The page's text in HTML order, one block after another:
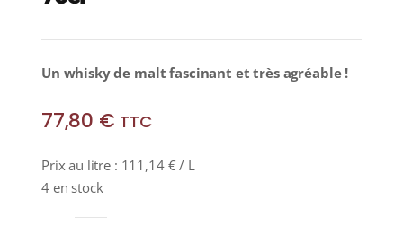
Un whisky de malt fascinant et très agréable !
77,80 € TTC
Prix au litre : 111,14 € / L
4 en stock